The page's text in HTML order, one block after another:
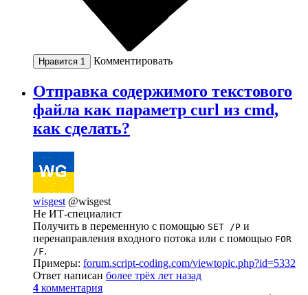
Нравится 1 Комментировать
Отправка содержимого текстового
файла как параметр curl из cmd,
как сделать?
wisgest @wisgest
Не ИТ-специалист
Получить в переменную с помощью SET /P и
перенаправления входного потока или с помощью FOR
/F.
Примеры: forum.script-coding.com/viewtopic.php?id=5332
Ответ написан более трёх лет назад
4 комментария